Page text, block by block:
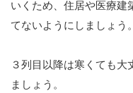
いくため、住居や医療建
てないようにしましょう。
３列目以降は寒くても大
ましょう。